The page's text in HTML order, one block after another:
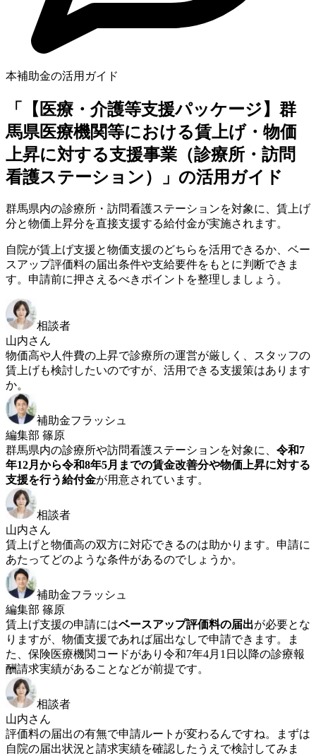
本補助金の活用ガイド
「【医療・介護等支援パッケージ】群
馬県医療機関等における賃上げ・物価
上昇に対する支援事業（診療所・訪問
看護ステーション）」の活用ガイド
群馬県内の診療所・訪問看護ステーションを対象に、賃上げ
分と物価上昇分を直接支援する給付金が実施されます。
自院が賃上げ支援と物価支援のどちらを活用できるか、ベー
スアップ評価料の届出条件や支給要件をもとに判断できま
す。申請前に押さえるべきポイントを整理しましょう。
相談者
山内さん
物価高や人件費の上昇で診療所の運営が厳しく、スタッフの
賃上げも検討したいのですが、活用できる支援策はあります
か。
補助金フラッシュ
編集部 篠原
群馬県内の診療所や訪問看護ステーションを対象に、 令和7
年12月から令和8年5月までの賃金改善分や物価上昇に対する
支援を行う給付金が用意されています。
相談者
山内さん
賃上げと物価高の双方に対応できるのは助かります。申請に
あたってどのような条件があるのでしょうか。
補助金フラッシュ
編集部 篠原
賃上げ支援の申請にはベースアップ評価料の届出が必要とな
りますが、物価支援であれば届出なしで申請できます。ま
た、保険医療機関コードがあり令和7年4月1日以降の診療報
酬請求実績があることなどが前提です。
相談者
山内さん
評価料の届出の有無で申請ルートが変わるんですね。まずは
自院の届出状況と請求実績を確認したうえで検討してみま